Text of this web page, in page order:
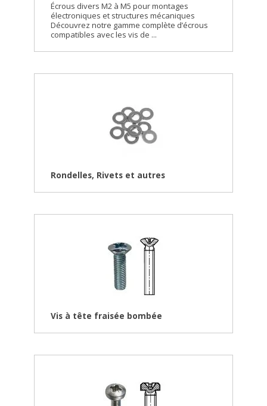
Écrous divers M2 à M5 pour montages
électroniques et structures mécaniques
Découvrez notre gamme complète d’écrous
compatibles avec les vis de ...
Rondelles, Rivets et autres
Vis à tête fraisée bombée